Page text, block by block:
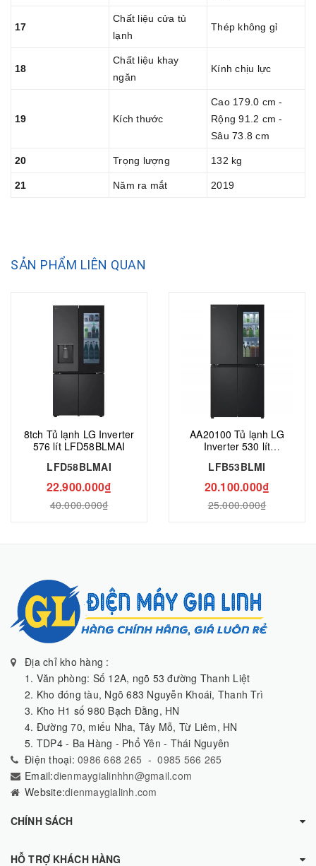
17
Chất liệu cửa tủ
lạnh
Thép không gỉ
18
Chất liệu khay
ngăn
Kính chịu lực
19 Kích thước
Cao 179.0 cm -
Rộng 91.2 cm -
Sâu 73.8 cm
20 Trọng lượng 132 kg
21 Năm ra mắt 2019
SẢN PHẨM LIÊN QUAN
8tch Tủ lạnh LG Inverter
576 lít LFD58BLMAI
LFD58BLMAI
22.900.000₫
40.000.000₫
AA20100 Tủ lạnh LG
Inverter 530 lít
LFB53BLMI
20.100.000₫
25.000.000₫
Địa chỉ kho hàng :
1. Văn phòng: Số 12A, ngõ 53 đường Thanh Liệt
2. Kho đóng tàu, Ngõ 683 Nguyễn Khoái, Thanh Trì
3. Kho H1 số 980 Bạch Đằng, HN
4. Đường 70, miếu Nha, Tây Mỗ, Từ Liêm, HN
5. TDP4 - Ba Hàng - Phổ Yên - Thái Nguyên
Điện thoại: 0986 668 265 -0985 566 265
Email:dienmaygialinhhn@gmail.com
Website:dienmaygialinh.com
CHÍNH SÁCH
HỖ TRỢ KHÁCH HÀNG